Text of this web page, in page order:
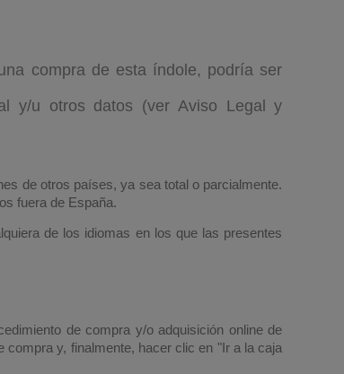
compra de esta índole, podría ser
y/u otros datos (ver Aviso Legal y
de otros países, ya sea total o parcialmente.
fuera de España.
de los idiomas en los que las presentes
de compra y/o adquisición online de
y, finalmente, hacer clic en "Ir a la caja